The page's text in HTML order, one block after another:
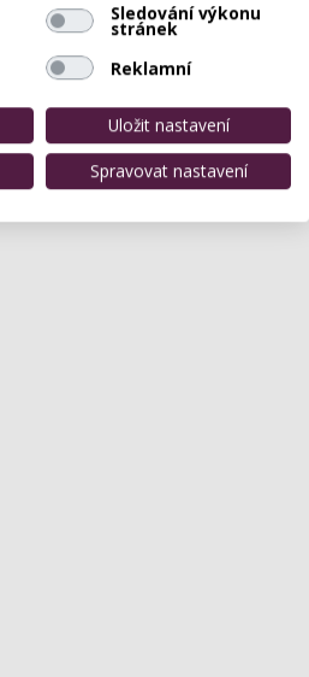
Sledování výkonu
stránek
Reklamní
Uložit nastavení
Spravovat nastavení